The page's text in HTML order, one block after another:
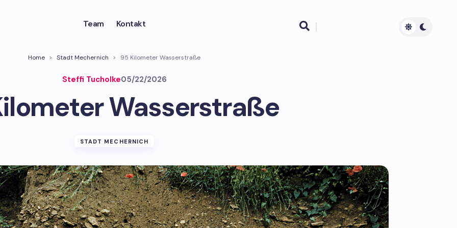
Team Kontakt 
Home > Stadt Mechernich > 95 Kilometer Wasserstraße
Steffi Tucholke05/22/2026
Wasserstraße
STADT MECHERNICH